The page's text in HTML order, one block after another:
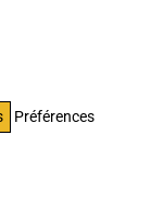
Préférences